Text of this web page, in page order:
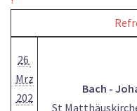
26
Mrz
202
Bach -
St